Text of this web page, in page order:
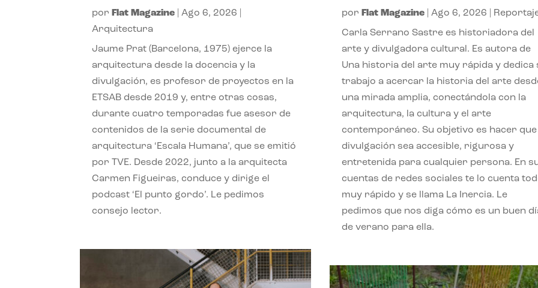
por Flat Magazine |Ago 6, 2026
Arquitectura
Jaume Prat (Barcelona, 1975) ejerce la
arquitectura desde la docencia y la
divulgación, es profesor de proyectos en la
ETSAB desde 2019 y, entre otras cosas,
durante cuatro temporadas fue asesor de
contenidos de la serie documental de
arquitectura ‘Escala Humana’, que se emitió
por TVE. Desde 2022, junto a la arquitecta
Carmen Figueiras, conduce y dirige el
podcast ‘El punto gordo’. Le pedimos
consejo lector.
por Flat Magazine| Ago 6, 2026
Carla Serrano Sastre es historiadora del
arte y divulgadora cultural. Es autora de
Una historia del arte muy rápida y dedica
trabajo a acercar la historia del arte
una mirada amplia, conectándola con la
arquitectura, la cultura y el arte
contemporáneo. Su objetivo es hacer que
divulgación sea accesible, rigurosa y
entretenida para cualquier persona. En
cuentas de redes sociales te lo cuenta
muy rápido y se llama La Inercia. Le
pedimos que nos diga cómo es un buen
de verano para ella.